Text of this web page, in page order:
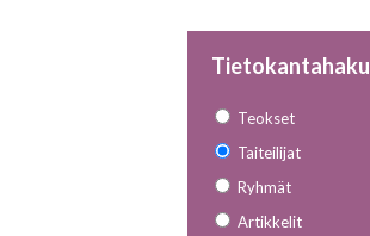
Tietokantahaku
Teokset
Taiteilijat
Ryhmät
Artikkelit